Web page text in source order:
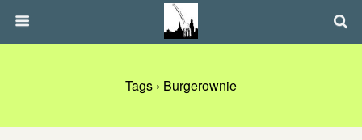
Tags › Burgerownie